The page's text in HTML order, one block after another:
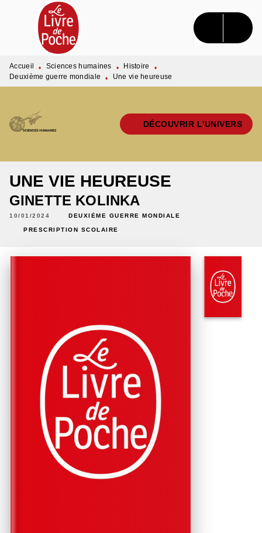
MENU RECHERCHE CONTENU
PIED DE PAGE
Accueil • Sciences humaines • Histoire
•
Deuxième guerre mondiale
• Une vie heureuse
DÉCOUVRIR L'UNIVERS
UNE VIE HEUREUSE
GINETTE KOLINKA
10/01/2024 DEUXIÈME GUERRE MONDIALE
PRESCRIPTION SCOLAIRE